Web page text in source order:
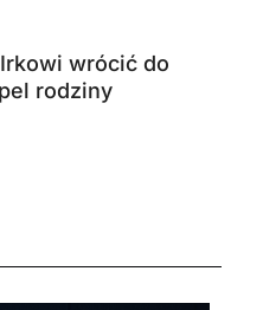
wrócić do
rodziny